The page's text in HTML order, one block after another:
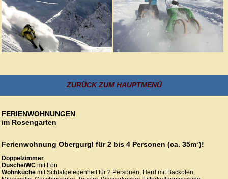
ZURÜCK ZUM HAUPTMENÜ
FERIENWOHNUNGEN
im Rosengarten
Ferienwohnung Obergurgl für 2 bis 4 Personen (ca. 35m²)!
Doppelzimmer
Dusche/WC mit Fön
Wohnküche mit Schlafgelegenheit für 2 Personen, Herd mit Backofen,